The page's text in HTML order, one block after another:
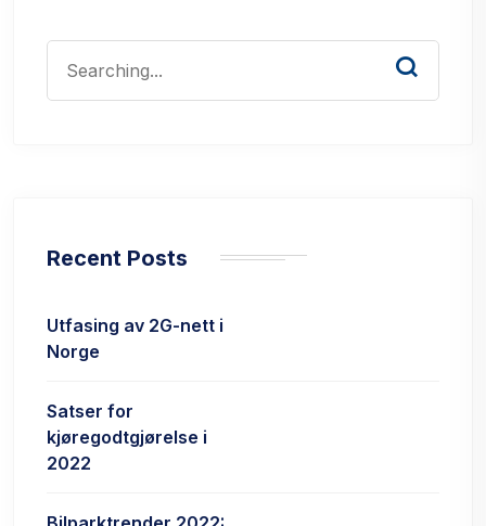
for:
Recent Posts
Utfasing av 2G-nett i
Norge
Satser for
kjøregodtgjørelse i
2022